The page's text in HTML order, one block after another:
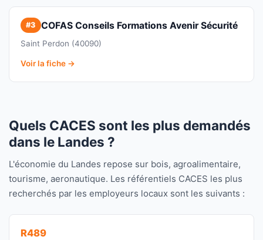
#3 COFAS Conseils Formations Avenir Sécurité
Saint Perdon (40090)
Voir la fiche →
Quels CACES sont les plus demandés
dans le Landes ?
L'économie du Landes repose sur bois, agroalimentaire,
tourisme, aeronautique. Les référentiels CACES les plus
recherchés par les employeurs locaux sont les suivants :
R489